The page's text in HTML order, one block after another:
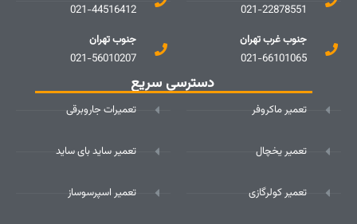
021-22878551
جنوب غرب تهران
021-66101065
021-44516412
جنوب تهران
021-56010207
دسترسی سریع
تعمیر ماکروفر
تعمیر یخچال
تعمیر کولرگازی
تعمیرات جاروبرقی
تعمیر ساید بای ساید
تعمیر اسپرسوساز